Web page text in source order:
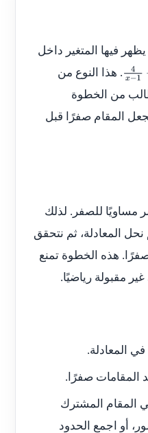
فيها المتغير داخل
4x−
. هذا النوع من
من الخطوة
المقام صفرًا قبل
مساويًا للصفر. لذلك
نحل المعادلة، ثم نتحقق
هذه الخطوة تمنع
مقبولة رياضيًا.
المعادلة.
المقامات صفرًا.
المقام المشترك
أو اجمع الحدود